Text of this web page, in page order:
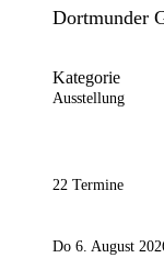
Dortmunder
Kategorie
Ausstellung
22 Termine
Do 6. August